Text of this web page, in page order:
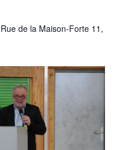
Rue de la Maison-Forte 11,